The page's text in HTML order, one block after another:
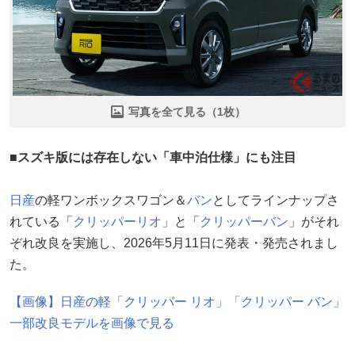
写真を全て見る（1枚）
■スズキ版には存在しない「車中泊仕様」にも注目
日産の軽ワンボックスワゴン＆バンとしてラインナップさ
れている「 クリッパーリオ 」と「 クリッパーバン 」がそれ
ぞれ改良を実施し、2026年5月11日に発表・発売されまし
た。
【画像】日産の軽「クリッパー リオ」「クリッパー バン」
一部改良モデルを画像で見る